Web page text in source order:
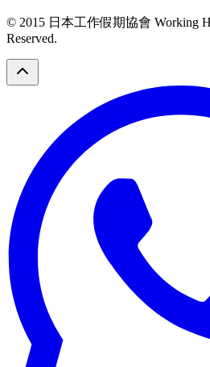
© 2015 日本工作假期協會 Working
Reserved.